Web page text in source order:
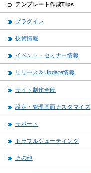
テンプレート作成Tips
プラグイン
技術情報
イベント・セミナー情報
リリース＆Update情報
サイト制作全般
設定・管理画面カスタマイズ
サポート
トラブルシューティング
その他